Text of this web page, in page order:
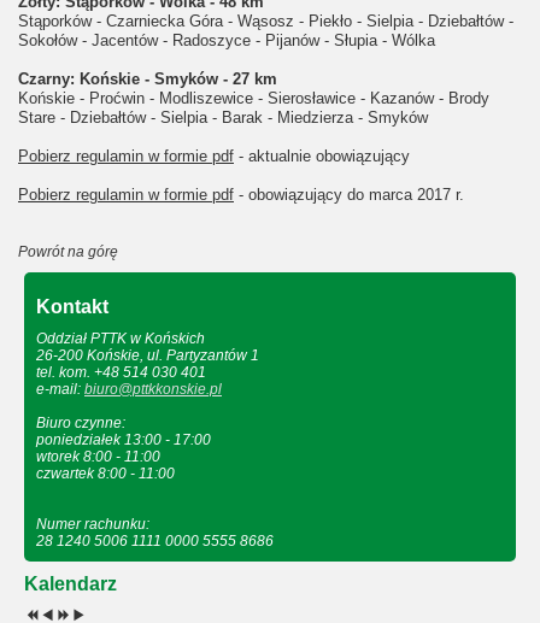
Stąporków - Czarniecka Góra - Wąsosz - Piekło - Sielpia - Dziebałtów -
Sokołów - Jacentów - Radoszyce - Pijanów - Słupia - Wólka
Czarny: Końskie - Smyków - 27 km
Końskie - Proćwin - Modliszewice - Sierosławice - Kazanów - Brody
Stare - Dziebałtów - Sielpia - Barak - Miedzierza - Smyków
Pobierz regulamin w formie pdf - aktualnie obowiązujący
Pobierz regulamin w formie pdf - obowiązujący do marca 2017 r.
Powrót na górę
Kontakt
Oddział PTTK w Końskich
26-200 Końskie, ul. Partyzantów 1
tel. kom. +48 514 030 401
e-mail: biuro@pttkkonskie.pl
Biuro czynne:
poniedziałek 13:00 - 17:00
wtorek 8:00 - 11:00
czwartek 8:00 - 11:00
Numer rachunku:
28 1240 5006 1111 0000 5555 8686
Kalendarz